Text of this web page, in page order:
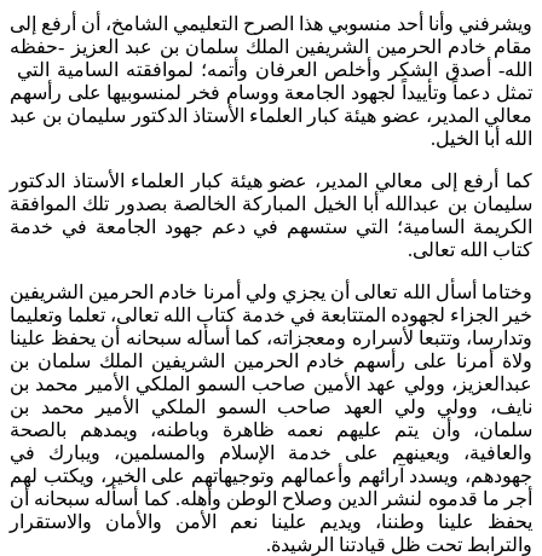
وأنا أحد منسوبي هذا الصرح التعليمي الشامخ، أن أرفع إلى
الحرمين الشريفين الملك سلمان بن عبد العزيز -حفظه
الشكر وأخلص العرفان وأتمه؛ لموافقته السامية التي
وتأييداً لجهود الجامعة ووسام فخر لمنسوبيها على رأسهم
عضو هيئة كبار العلماء الأستاذ الدكتور سليمان بن عبد
الخيل.
إلى معالي المدير، عضو هيئة كبار العلماء الأستاذ الدكتور
بن عبدالله أبا الخيل المباركة الخالصة بصدور تلك الموافقة
السامية؛ التي ستسهم في دعم جهود الجامعة في خدمة
تعالى.
أسأل الله تعالى أن يجزي ولي أمرنا خادم الحرمين الشريفين
لجهوده المتتابعة في خدمة كتاب الله تعالى، تعلما وتعليما
وتتبعا لأسراره ومعجزاته، كما أسأله سبحانه أن يحفظ علينا
على رأسهم خادم الحرمين الشريفين الملك سلمان بن
وولي عهد الأمين صاحب السمو الملكي الأمير محمد بن
وولي ولي العهد صاحب السمو الملكي الأمير محمد بن
وأن يتم عليهم نعمه ظاهرة وباطنه، ويمدهم بالصحة
ويعينهم على خدمة الإسلام والمسلمين، ويبارك في
ويسدد آرائهم وأعمالهم وتوجيهاتهم على الخير، ويكتب لهم
قدموه لنشر الدين وصلاح الوطن وأهله. كما أسأله سبحانه أن
وطننا، ويديم علينا نعم الأمن والأمان والاستقرار
تحت ظل قيادتنا الرشيدة.